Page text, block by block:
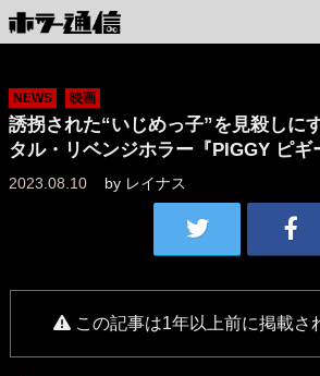
NEWS 映画
誘拐された“いじめっ子”を見殺し
タル・リベンジホラー『PIGGY ピギ
2023.08.10 by レイナス
この記事は1年以上前に掲載さ